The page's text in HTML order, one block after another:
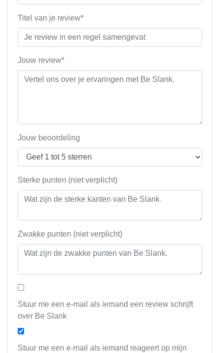
Titel van je review*
Jouw review*
Jouw beoordeling
Sterke punten (niet verplicht)
Zwakke punten (niet verplicht)
Stuur me een e-mail als iemand een review schrijft
over Be Slank
Stuur me een e-mail als iemand reageert op mijn